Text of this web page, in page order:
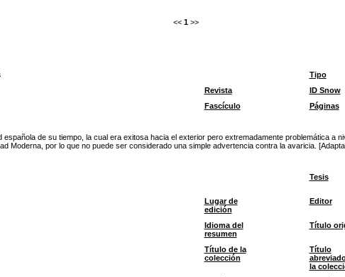
<< 1 >>
Tipo
Revista ID Snow
Fascículo
Páginas
de su tiempo, la cual era exitosa hacia el exterior pero extremadamente problemática a
Moderna, por lo que no puede ser considerado una simple advertencia contra la avaricia.
Tesis
Lugar de
edición
Editor
Idioma del
resumen
Título
Título de la
colección
Título
la